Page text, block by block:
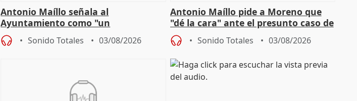
Antonio Maíllo señala al
Ayuntamiento como "un
especulador más" sobre viviendas de
Jiménez Becerril
Sonido Totales 03/08/2026
Antonio Maíllo pide a Moreno que
"dé la cara" ante el presunto caso de
acoso del CEO de ADM
Sonido Totales 03/08/2026